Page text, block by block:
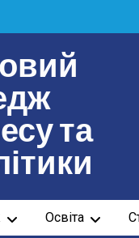
та
Освіта